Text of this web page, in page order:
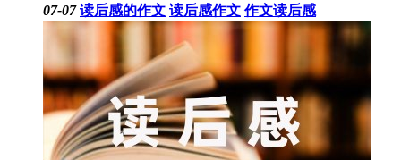
07-07 读后感的作文 读后感作文 作文读后感